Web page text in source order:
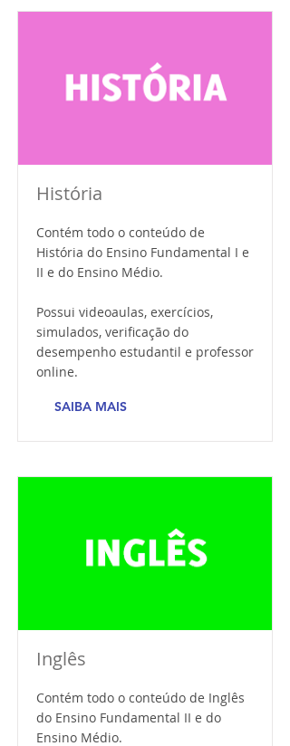
História
Contém todo o conteúdo de
História do Ensino Fundamental I e
II e do Ensino Médio.
Possui videoaulas, exercícios,
simulados, verificação do
desempenho estudantil e professor
online.
SAIBA MAIS
Inglês
Contém todo o conteúdo de Inglês
do Ensino Fundamental II e do
Ensino Médio.